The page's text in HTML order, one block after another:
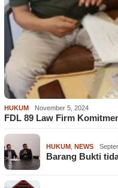
HUKUM November 5, 2024
FDL 89 Law Firm
HUKUM NEWS
Barang Bukti